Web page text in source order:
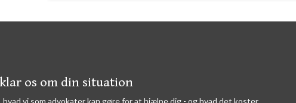
os om din situation
hvad vi som advokater kan gøre for at hjælpe dig - og hvad det koster.